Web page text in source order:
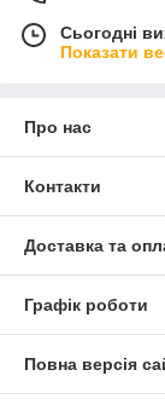
Сьогодні
Показати
Про нас
Контакти
Доставка та
Графік роботи
Повна версія